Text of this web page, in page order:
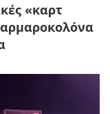
«καρτ